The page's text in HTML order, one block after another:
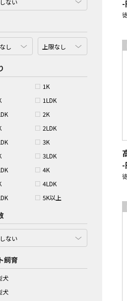
1K
1LDK
2K
2LDK
3K
3LDK
4K
4LDK
5K以上
飼育
犬
犬